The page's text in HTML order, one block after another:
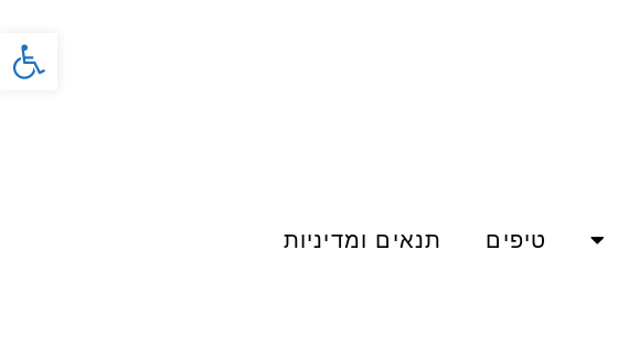
פתח
טיפים תנאים ומדיניות